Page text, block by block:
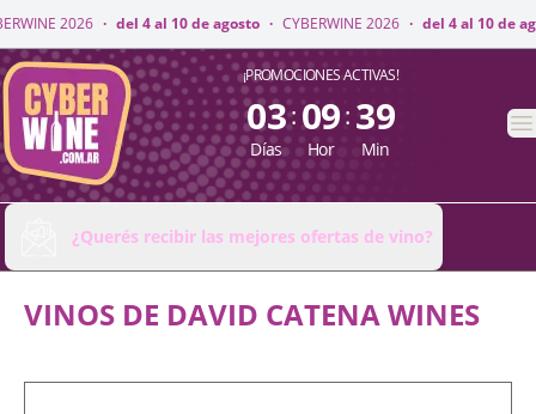
2026 · del 4 al 10 de agosto · CYBERWINE 2026 · del 4 al 10 de
CyberWine ¡PROMOCIONES ACTIVAS!
03
Días
: 09
Hor
: 39
Min
¿Querés recibir las mejores ofertas de vino?
VINOS DE DAVID CATENA WINES